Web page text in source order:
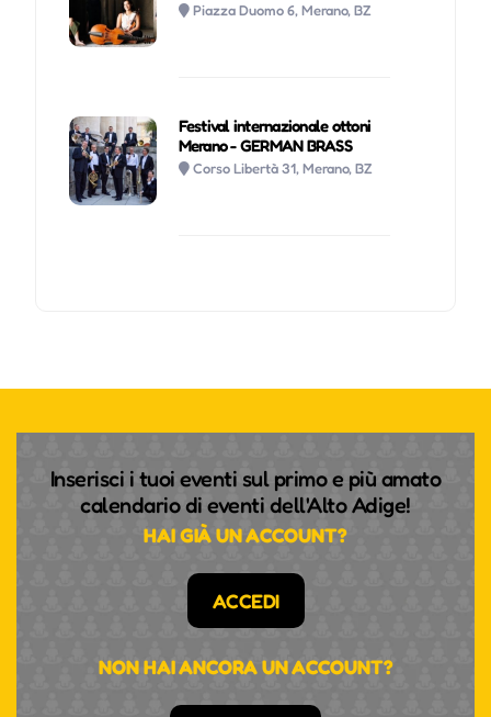
Piazza Duomo 6, Merano, BZ
Festival internazionale ottoni
Merano - GERMAN BRASS
Corso Libertà 31, Merano, BZ
Inserisci i tuoi eventi sul primo e più amato
calendario di eventi dell'Alto Adige!
HAI GIÀ UN ACCOUNT?
ACCEDI
NON HAI ANCORA UN ACCOUNT?